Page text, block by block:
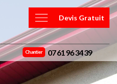
Devis Gratuit
Chantier 07 61 96 34 39